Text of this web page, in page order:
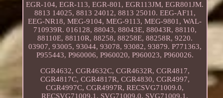
EGR-104, EGR-113, EGR-801, EGR113JM, EGR801JM.
8813 14025, 8813 24012, 8813 25010. EEG-AF11,
EEG-NR18, MEG-9104, MEG-9113, MEG-9801, WAL-
710939R. 016128, 88043, 88043E, 88043R, 88110,
88110E, 88110R, 88258, 88258E, 88258R, 9220.
03907, 93005, 93044, 93078, 93082, 93879. P771363,
P955443, P960006, P960020, P960023, P960026.
CGR4632, CGR4632C, CGR4632R, CGR4817,
CGR4817C, CGR4817R, CGR4830, CGR4997,
CGR4997C, CGR4997R, RECSVG71009.0,
RECSVG71009.1. SVG71009.0, SVG71009.1,